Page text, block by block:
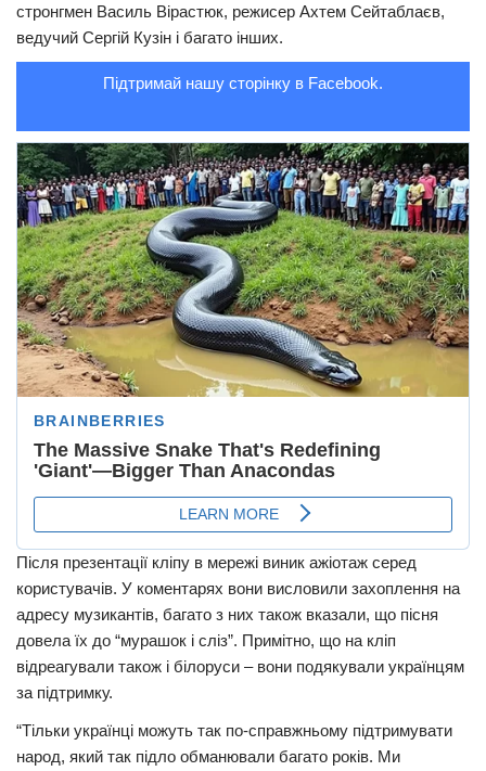
стронгмен Василь Вірастюк, режисер Ахтем Сейтаблаєв,
ведучий Сергій Кузін і багато інших.
Підтримай нашу сторінку в Facebook.
Після презентації кліпу в мережі виник ажіотаж серед
користувачів. У коментарях вони висловили захоплення на
адресу музикантів, багато з них також вказали, що пісня
довела їх до “мурашок і сліз”. Примітно, що на кліп
відреагували також і білоруси – вони подякували українцям
за підтримку.
“Тільки українці можуть так по-справжньому підтримувати
народ, який так підло обманювали багато років. Ми